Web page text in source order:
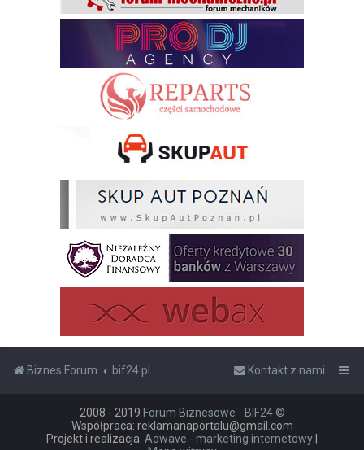
Biznes Forum bif24.pl Kontakt z nami
2008 - 2019 Forum Biznesowe - BIF24 ©
Współpraca: reklamanaportalu@gmail.com
Projekt i realizacja: Adwave - marketing internetowy|